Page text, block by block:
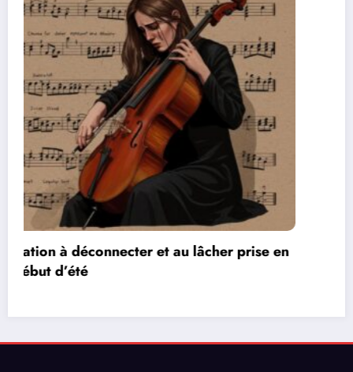
Les réseaux de communication entre les
vidéos